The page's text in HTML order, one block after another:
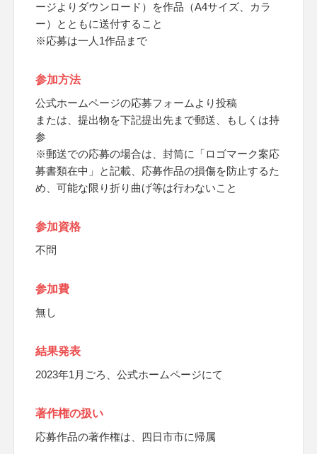
ージよりダウンロード）を作品（A4サイズ、カラ
ー）とともに送付すること
※応募は一人1作品まで
参加方法
公式ホームページの応募フォームより投稿
または、提出物を下記提出先まで郵送、もしくは持
参
※郵送での応募の場合は、封筒に「ロゴマーク案応
募書類在中」と記載、応募作品の損傷を防止するた
め、可能な限り折り曲げ等は行わないこと
参加資格
不問
参加費
無し
結果発表
2023年1月ごろ、公式ホームページにて
著作権の扱い
応募作品の著作権は、四日市市に帰属